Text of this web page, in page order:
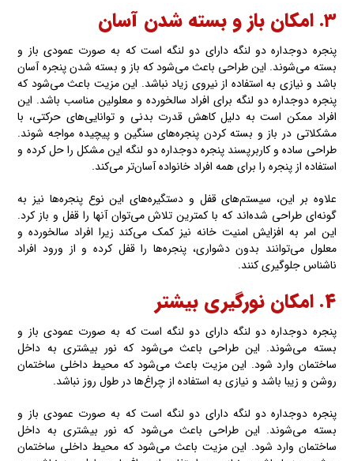
۳. امکان باز و بسته‌ شدن آسان
پنجره دوجداره دو لنگه دارای دو لنگه است که به صورت عمودی باز و
بسته‌ می‌شوند. این طراحی باعث می‌شود که باز و بسته‌ شدن پنجره آسان
باشد و نیازی به استفاده از نیروی زیاد نباشد. این مزیت باعث می‌شود که
پنجره دوجداره دو لنگه برای افراد سالخورده و معلولین مناسب باشد. این
افراد ممکن است به دلیل کاهش قدرت بدنی و توانایی‌های حرکتی، با
مشکلاتی در باز و بسته‌‌ کردن پنجره‌های سنگین و پیچیده مواجه شوند.
طراحی ساده و کاربرپسند پنجره دوجداره دو لنگه این مشکل را حل کرده و
استفاده از پنجره را برای همه افراد خانواده آسان‌تر می‌کند.
علاوه بر این، سیستم‌های قفل و دستگیره‌های این نوع پنجره‌ها نیز به
گونه‌ای طراحی شده‌اند که با کمترین تلاش می‌توان آنها را قفل و باز کرد.
این امر به افزایش امنیت خانه نیز کمک می‌کند زیرا افراد سالخورده و
معلول می‌توانند بدون دشواری، پنجره‌ها را قفل کرده و از ورود افراد
ناشناس جلوگیری کنند.
۴. امکان نورگیری بیشتر
پنجره دوجداره دو لنگه دارای دو لنگه است که به صورت عمودی باز و
بسته‌‌ می‌شوند. این طراحی باعث می‌شود که نور بیشتری به داخل
ساختمان وارد شود. این مزیت باعث می‌شود که محیط داخلی ساختمان
روشن و زیبا باشد و نیازی به استفاده از چراغ‌ها در طول روز نباشد.
پنجره دوجداره دو لنگه دارای دو لنگه است که به صورت عمودی باز و
بسته می‌شوند. این طراحی باعث می‌شود که نور بیشتری به داخل
ساختمان وارد شود. این مزیت باعث می‌شود که محیط داخلی ساختمان